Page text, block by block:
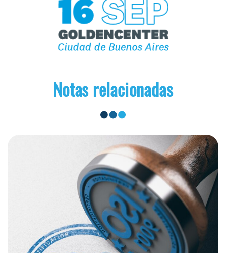
Notas relacionadas